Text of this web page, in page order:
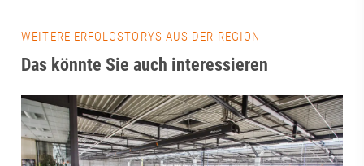
WEITERE ERFOLGSTORYS AUS DER REGION
Das könnte Sie auch interessieren